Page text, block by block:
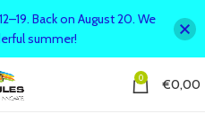
0 €0,00
Back on August 20. We
summer!